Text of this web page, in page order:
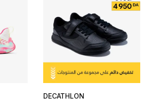
DECATHLON